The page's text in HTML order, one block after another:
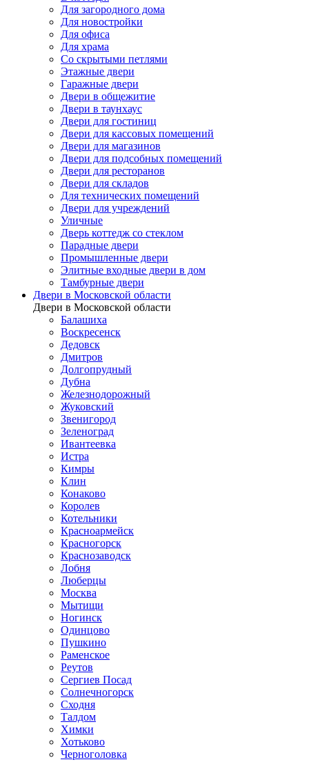
Для загородного дома
Для новостройки
Для офиса
Для храма
Со скрытыми петлями
Этажные двери
Гаражные двери
Двери в общежитие
Двери в таунхаус
Двери для гостиниц
Двери для кассовых помещений
Двери для магазинов
Двери для подсобных помещений
Двери для ресторанов
Двери для складов
Для технических помещений
Двери для учреждений
Уличные
Дверь коттедж со стеклом
Парадные двери
Промышленные двери
Элитные входные двери в дом
Тамбурные двери
Двери в Московской области
Двери в Московской области
Балашиха
Воскресенск
Дедовск
Дмитров
Долгопрудный
Дубна
Железнодорожный
Жуковский
Звенигород
Зеленоград
Ивантеевка
Истра
Кимры
Клин
Конаково
Королев
Котельники
Красноармейск
Красногорск
Краснозаводск
Лобня
Люберцы
Москва
Мытищи
Ногинск
Одинцово
Пушкино
Раменское
Реутов
Сергиев Посад
Солнечногорск
Сходня
Талдом
Химки
Хотьково
Черноголовка